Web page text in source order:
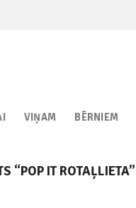
VIŅAM BĒRNIEM
“POP IT ROTAĻLIETA”